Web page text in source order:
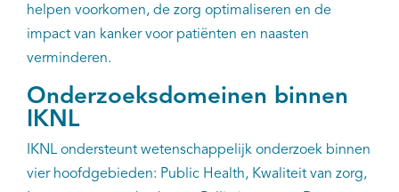
Nieuws
Projecten
Trials
Webshop
helpen voorkomen, de zorg optimaliseren en de
impact van kanker voor patiënten en naasten
verminderen.
Onderzoeksdomeinen binnen
IKNL
IKNL ondersteunt wetenschappelijk onderzoek binnen
vier hoofdgebieden: Public Health, Kwaliteit van zorg,